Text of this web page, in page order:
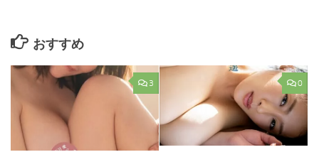
おすすめ
3 0